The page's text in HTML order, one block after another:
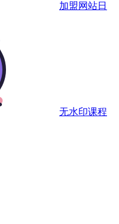
加盟网站日
无水印课程